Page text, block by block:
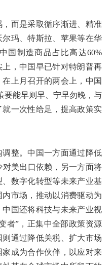
而是采取循序渐进、精准
玛、特斯拉、苹果等在华
国制造商品占比高达60%
，中国早已针对特朗普再
上月召开的两会上，中国
要能早则早、宁早勿晚，与
一次性给足，提高政策实
整。中国一方面通过降低
美出口依赖，另一方面将
数字化转型等未来产业基
市场，推动以消费驱动为
国还将科技与未来产业视
者”，正集中全部政策资源
通过降低关税、扩大市场
成为合作伙伴，以应对来